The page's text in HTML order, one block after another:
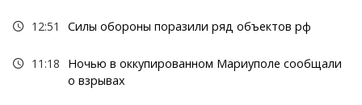
12:51 Силы обороны поразили ряд объектов рф
11:18
Ночью в оккупированном Мариуполе сообщали
о взрывах